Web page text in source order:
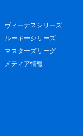
ヴィーナスシリーズ
ルーキーシリーズ
マスターズリーグ
メディア情報